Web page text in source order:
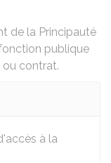
de la Principauté
publique
contrat.
à la